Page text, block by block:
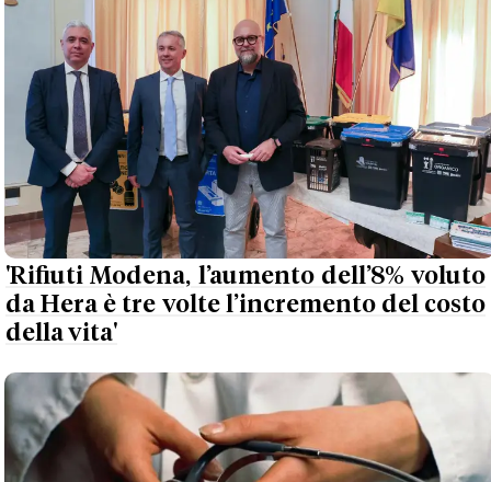
'Rifiuti Modena, l’aumento dell’8% voluto
da Hera è tre volte l’incremento del costo
della vita'